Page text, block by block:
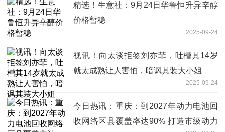
精选！生意社：9月24日华鲁恒升异辛醇
价格暂稳
2025-09-24
视讯！向太谈拒签刘亦菲，吐槽其14岁
就太成熟让人害怕，暗讽其装大小姐
2025-09-24
今日热讯：重庆：到2027年动力电池回
收网络区县覆盖率达90% 打造市级动力